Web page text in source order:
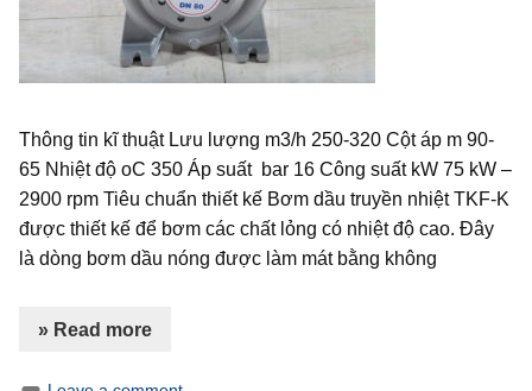
Thông tin kĩ thuật Lưu lượng m3/h 250-320 Cột áp m 90-
65 Nhiệt độ oC 350 Áp suất bar 16 Công suất kW 75 kW –
2900 rpm Tiêu chuẩn thiết kế Bơm dầu truyền nhiệt TKF-K
được thiết kế để bơm các chất lỏng có nhiệt độ cao. Đây
là dòng bơm dầu nóng được làm mát bằng không
» Read more